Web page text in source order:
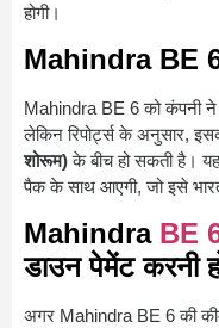
होगी।
Mahindra BE 6
Mahindra BE 6 को कंपनी ने
लेकिन रिपोर्ट्स के अनुसार,
शोरूम)के बीच हो सकती है।
पैक के साथ आएगी, जो इसे
Mahindra BE
डाउन पेमेंट करनी
अगर Mahindra BE 6 की